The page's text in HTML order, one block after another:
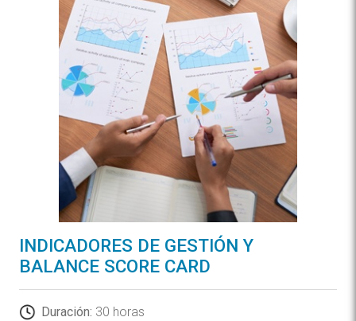
INDICADORES DE GESTIÓN Y
BALANCE SCORE CARD
Duración: 30 horas